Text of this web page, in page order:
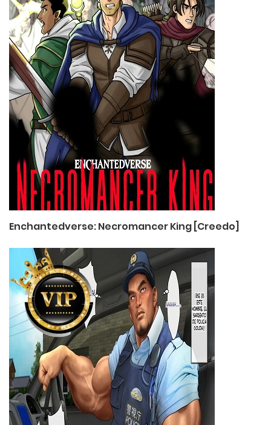
Enchantedverse: Necromancer King [Creedo]